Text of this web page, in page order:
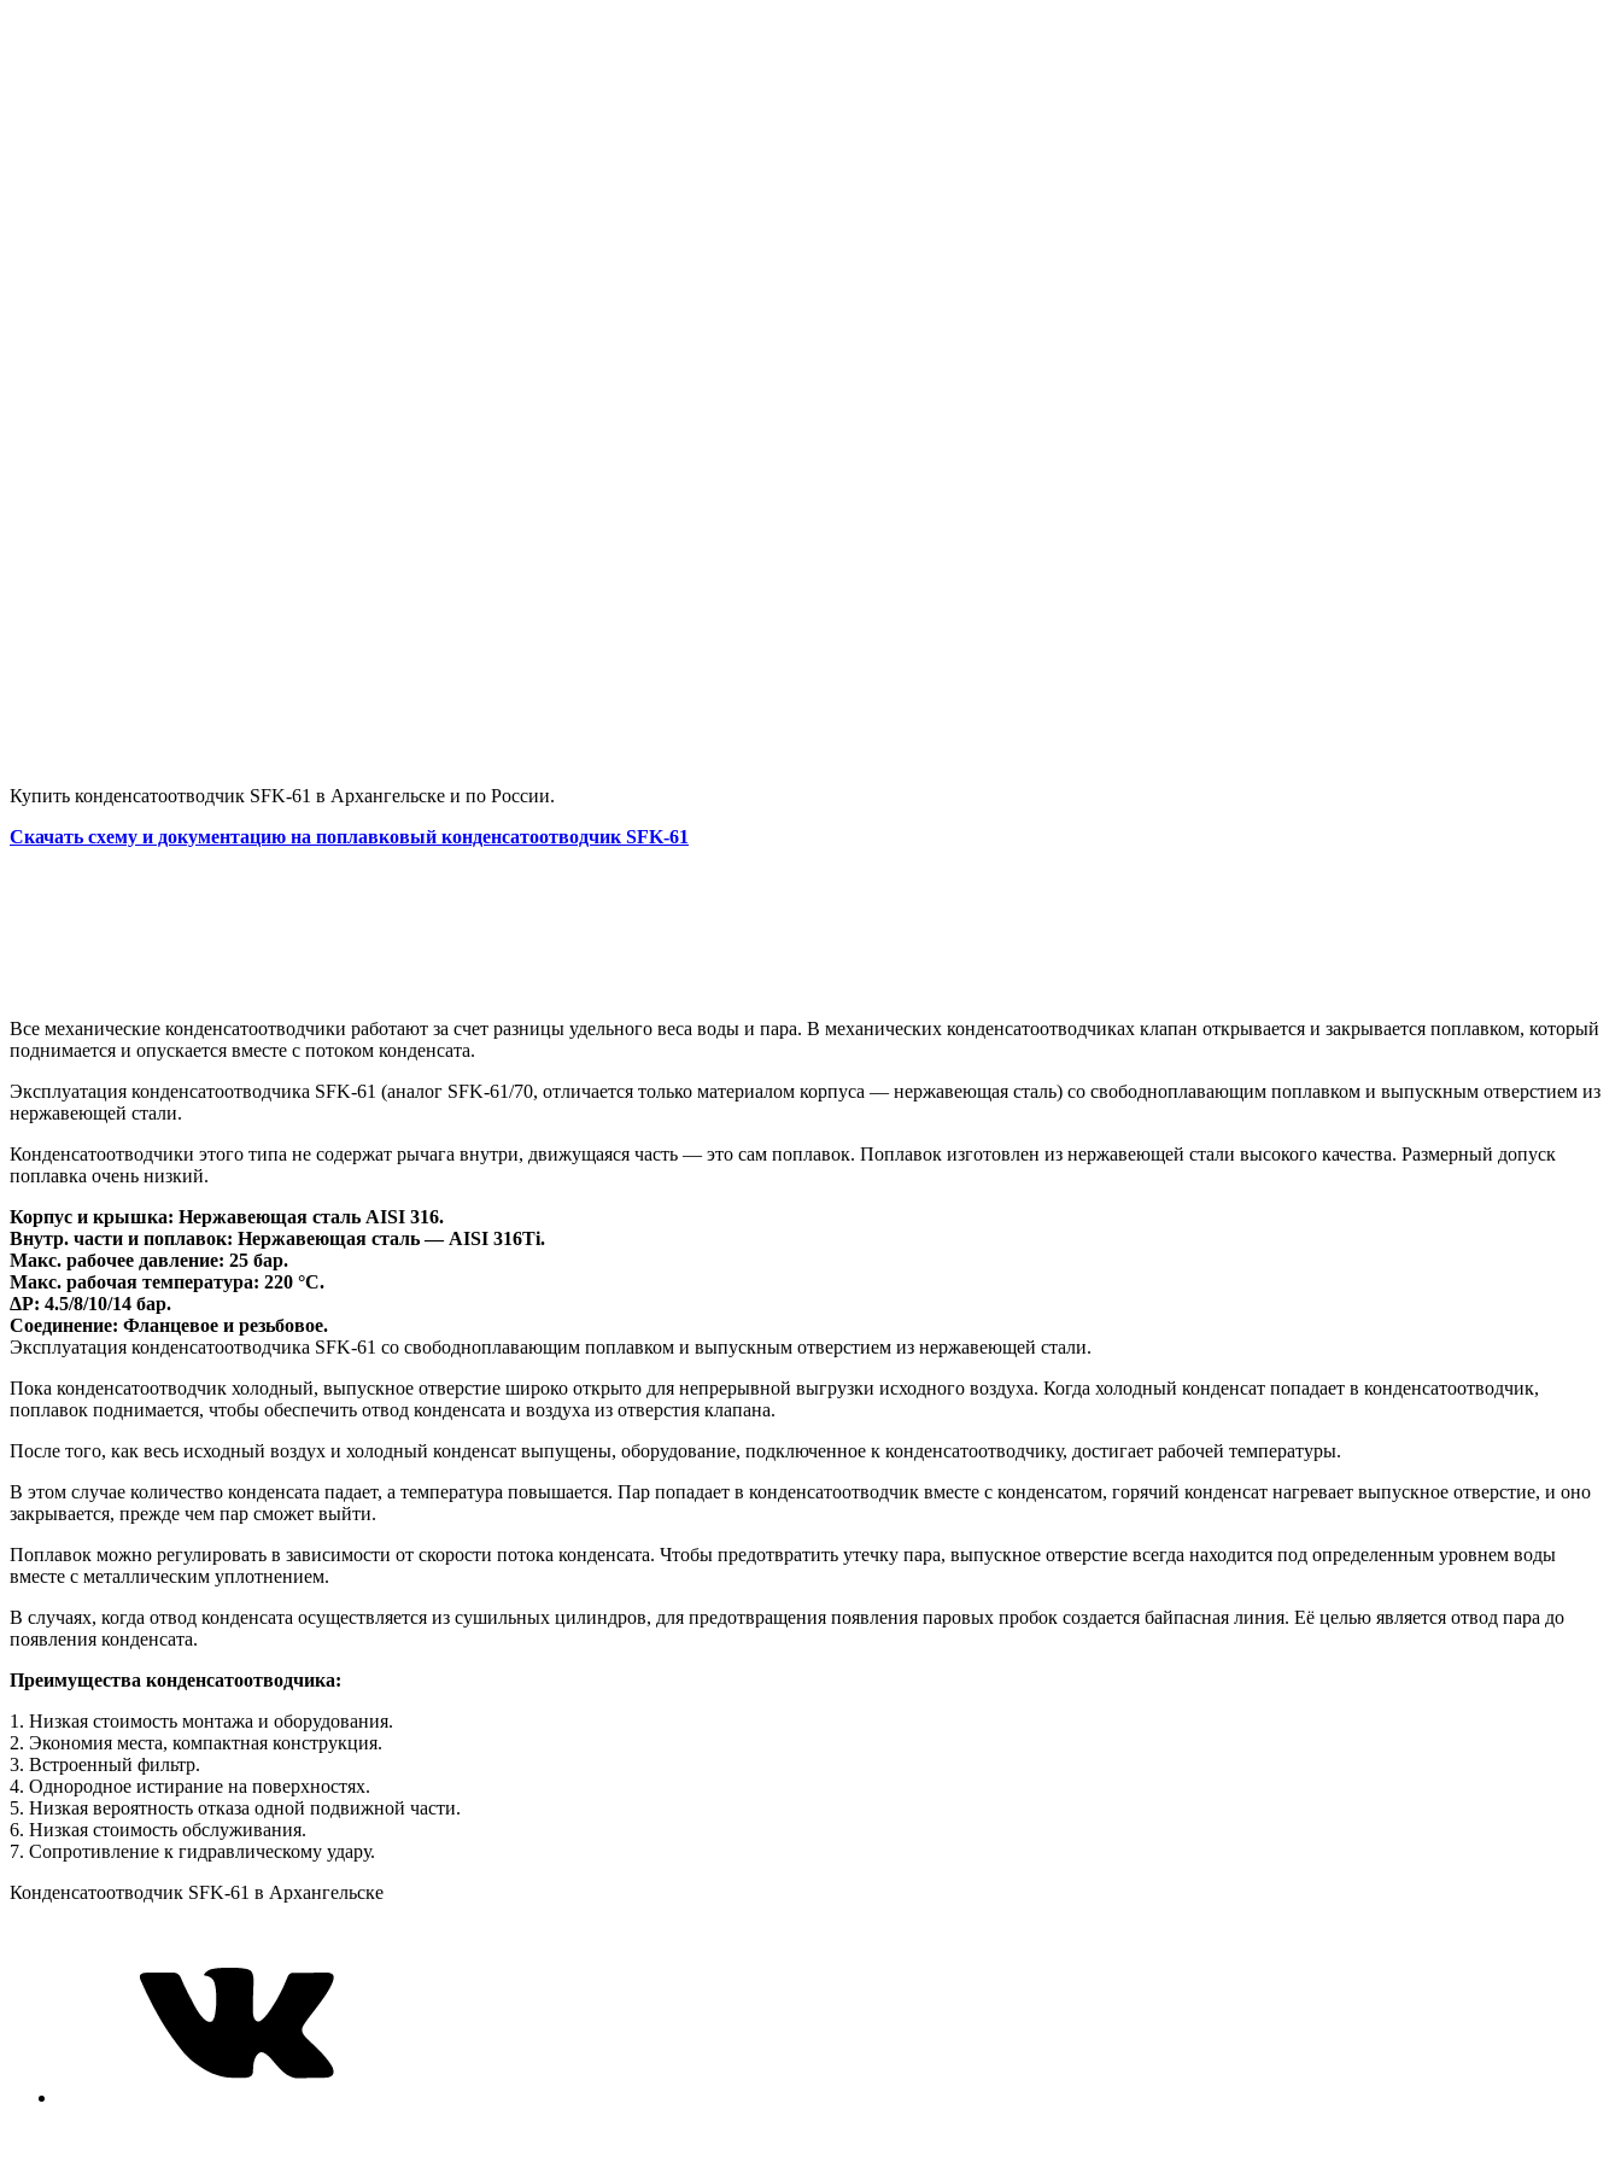
Купить конденсатоотводчик SFK-61 в Архангельске и по России.
Скачать схему и документацию на поплавковый конденсатоотводчик SFK-61
Все механические конденсатоотводчики работают за счет разницы удельного веса воды и пара. В механических конденсатоотводчиках клапан открывается и закрывается поплавком, который
поднимается и опускается вместе с потоком конденсата.
Эксплуатация конденсатоотводчика SFK-61 (аналог SFK-61/70, отличается только материалом корпуса — нержавеющая сталь) со свободноплавающим поплавком и выпускным отверстием из
нержавеющей стали.
Конденсатоотводчики этого типа не содержат рычага внутри, движущаяся часть — это сам поплавок. Поплавок изготовлен из нержавеющей стали высокого качества. Размерный допуск
поплавка очень низкий.
Корпус и крышка: Нержавеющая сталь AISI 316.
Внутр. части и поплавок: Нержавеющая сталь — AISI 316Ti.
Макс. рабочее давление: 25 бар.
Макс. рабочая температура: 220 °C.
ΔP: 4.5/8/10/14 бар.
Соединение: Фланцевое и резьбовое.
Эксплуатация конденсатоотводчика SFK-61 со свободноплавающим поплавком и выпускным отверстием из нержавеющей стали.
Пока конденсатоотводчик холодный, выпускное отверстие широко открыто для непрерывной выгрузки исходного воздуха. Когда холодный конденсат попадает в конденсатоотводчик,
поплавок поднимается, чтобы обеспечить отвод конденсата и воздуха из отверстия клапана.
После того, как весь исходный воздух и холодный конденсат выпущены, оборудование, подключенное к конденсатоотводчику, достигает рабочей температуры.
В этом случае количество конденсата падает, а температура повышается. Пар попадает в конденсатоотводчик вместе с конденсатом, горячий конденсат нагревает выпускное отверстие, и оно
закрывается, прежде чем пар сможет выйти.
Поплавок можно регулировать в зависимости от скорости потока конденсата. Чтобы предотвратить утечку пара, выпускное отверстие всегда находится под определенным уровнем воды
вместе с металлическим уплотнением.
В случаях, когда отвод конденсата осуществляется из сушильных цилиндров, для предотвращения появления паровых пробок создается байпасная линия. Её целью является отвод пара до
появления конденсата.
Преимущества конденсатоотводчика:
1. Низкая стоимость монтажа и оборудования.
2. Экономия места, компактная конструкция.
3. Встроенный фильтр.
4. Однородное истирание на поверхностях.
5. Низкая вероятность отказа одной подвижной части.
6. Низкая стоимость обслуживания.
7. Сопротивление к гидравлическому удару.
Конденсатоотводчик SFK-61 в Архангельске